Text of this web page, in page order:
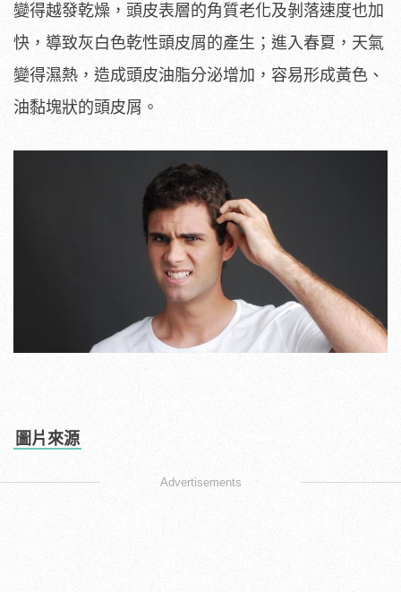
變得越發乾燥，頭皮表層的角質老化及剝落速度也加
快，導致灰白色乾性頭皮屑的產生；進入春夏，天氣
變得濕熱，造成頭皮油脂分泌增加，容易形成黃色、
油黏塊狀的頭皮屑。
圖片來源
Advertisements